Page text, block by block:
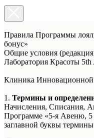
Правила Программы
бонус»
Общие условия (редакция
Лаборатория Красоты 5th
Клиника
1. Термины и
Начисления, Списания,
Программе «5-я Авеню,
заглавной буквы